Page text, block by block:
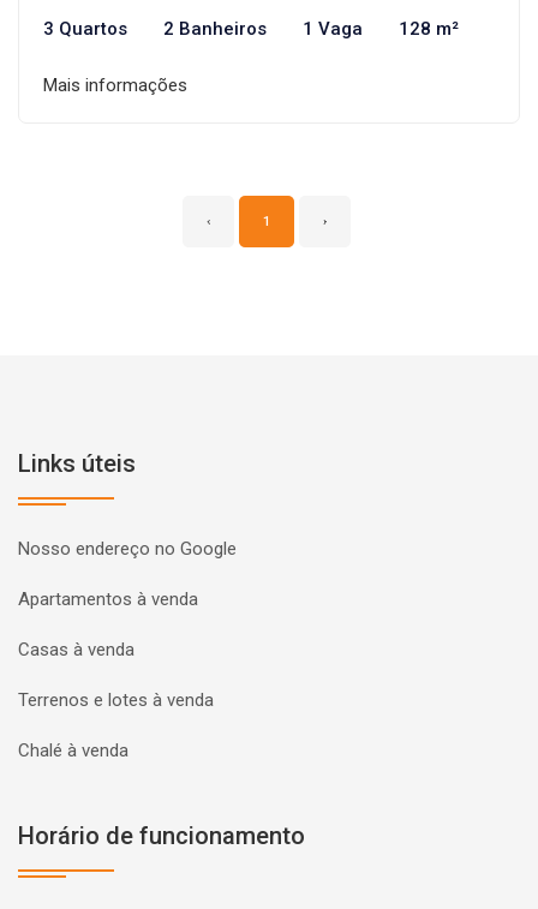
3 Quartos 2 Banheiros 1 Vaga 128 m²
Mais informações
‹ 1 ›
Links úteis
Nosso endereço no Google
Apartamentos à venda
Casas à venda
Terrenos e lotes à venda
Chalé à venda
Horário de funcionamento